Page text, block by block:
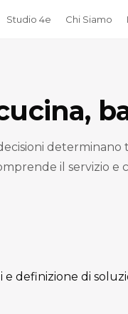
Studio 4e Chi Siamo
determinano
il servizio e
e definizione di